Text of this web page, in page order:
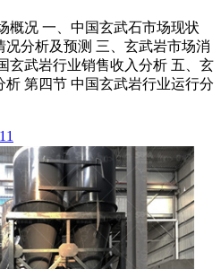
概况 一、中国玄武石市场现状
况分析及预测 三、玄武岩市场消
玄武岩行业销售收入分析 五、玄
第四节 中国玄武岩行业运行分